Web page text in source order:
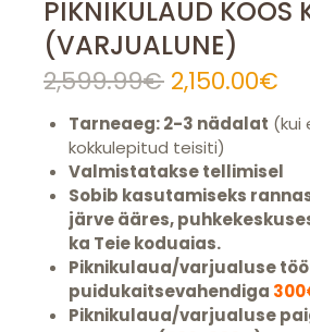
PIKNIKULAUD KOOS
(VARJUALUNE)
2,599.99€ Algne
oli:
2,599.99€.
2,150.00€
Tarneaeg: 2-3 nädalat (kui
kokkulepitud teisiti)
Valmistatakse tellimisel
Sobib kasutamiseks
järve ääres,
ka Teie koduaias.
Piknikulaua/varjualuse
puidukaitsevahendiga
Piknikulaua/varjualuse